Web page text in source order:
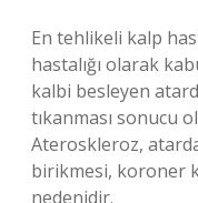
En tehlikeli kalp
hastalığı olarak
kalbi besleyen
tıkanması sonucu
Ateroskleroz,
birikmesi, koroner
nedenidir.